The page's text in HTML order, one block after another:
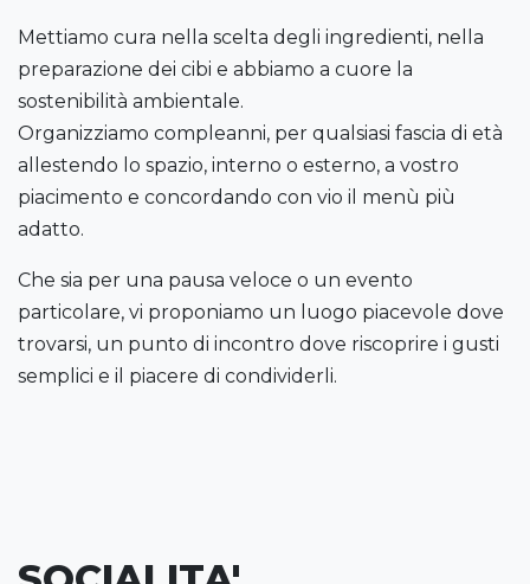
Mettiamo cura nella scelta degli ingredienti, nella
preparazione dei cibi e abbiamo a cuore la
sostenibilità ambientale.
Organizziamo compleanni, per qualsiasi fascia di età
allestendo lo spazio, interno o esterno, a vostro
piacimento e concordando con vio il menù più
adatto.
Che sia per una pausa veloce o un evento
particolare, vi proponiamo un luogo piacevole dove
trovarsi, un punto di incontro dove riscoprire i gusti
semplici e il piacere di condividerli.